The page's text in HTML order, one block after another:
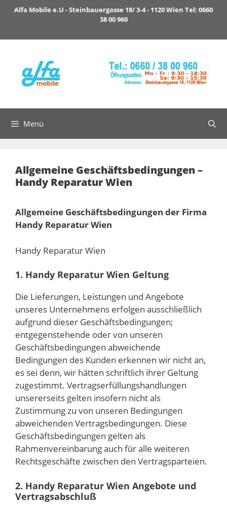
ZumAlfa Mobile e.U - Steinbauergasse 18/ 3-4 - 1120 Wien Tel: 0660
38 00 960
Menü
Allgemeine Geschäftsbedingungen –
Handy Reparatur Wien
Allgemeine Geschäftsbedingungen der Firma
Handy Reparatur Wien
Handy Reparatur Wien
1. Handy Reparatur Wien Geltung
Die Lieferungen, Leistungen und Angebote
unseres Unternehmens erfolgen ausschließlich
aufgrund dieser Geschäftsbedingungen;
entgegenstehende oder von unseren
Geschäftsbedingungen abweichende
Bedingungen des Kunden erkennen wir nicht an,
es sei denn, wir hätten schriftlich ihrer Geltung
zugestimmt. Vertragserfüllungshandlungen
unsererseits gelten insofern nicht als
Zustimmung zu von unseren Bedingungen
abweichenden Vertragsbedingungen. Diese
Geschäftsbedingungen gelten als
Rahmenvereinbarung auch für alle weiteren
Rechtsgeschäfte zwischen den Vertragsparteien.
2. Handy Reparatur Wien Angebote und
Vertragsabschluß